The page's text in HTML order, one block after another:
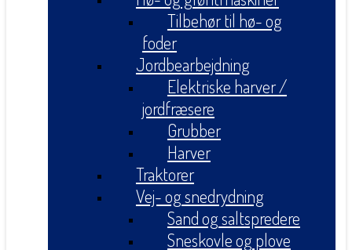
Tilbehør til hø- og
foder
Jordbearbejdning
Elektriske harver /
jordfræsere
Grubber
Harver
Traktorer
Vej- og snedrydning
Sand og saltspredere
Sneskovle og plove